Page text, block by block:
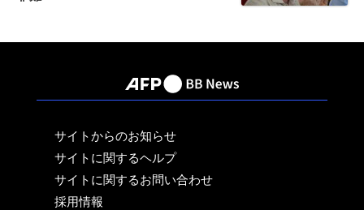
サイトからのお知らせ
サイトに関するヘルプ
サイトに関するお問い合わせ
採用情報